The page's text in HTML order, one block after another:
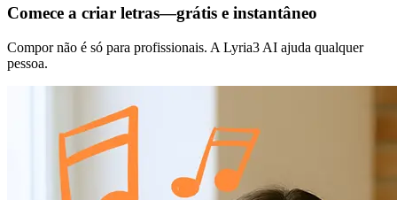
Comece a criar letras—grátis e instantâneo
Compor não é só para profissionais. A Lyria3 AI ajuda qualquer
pessoa.